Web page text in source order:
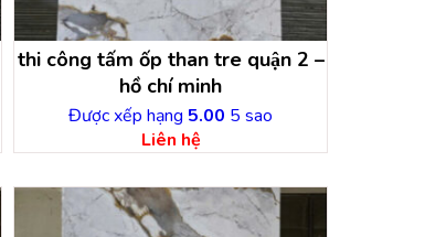
thi công tấm ốp than tre quận 2 –
hồ chí minh
Được xếp hạng 5.00 5 sao
Liên hệ